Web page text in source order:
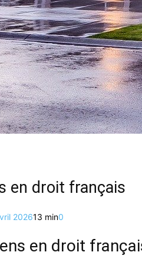
en droit français
202613 min0
en droit